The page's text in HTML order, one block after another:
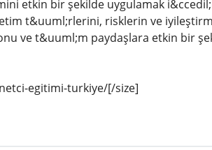
etkin bir şekilde uygulamak
t&uuml;rlerini, risklerin ve
ve t&uuml;m paydaşlara etkin bir
egitimi-turkiye/[/size]